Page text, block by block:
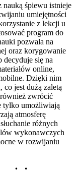
nauką śpiewu istnieje
umiejętności
z lekcji u
program do
pozwala na
oraz korygowanie
decyduje się na
online,
Dzięki nim
jest dużą zaletą
zwrócić
tylko umożliwiają
atmosferę
różnych
wykonawczych
w rozwijaniu